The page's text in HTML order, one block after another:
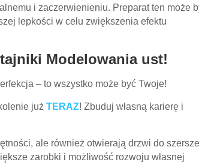
i zaczerwienieniu. Preparat ten może
lepkości w celu zwiększenia efektu
Modelowania ust!
– to wszystko może być Twoje!
już TERAZ! Zbuduj własną karierę i
ale również otwierają drzwi do
zarobki i możliwość rozwoju własnej